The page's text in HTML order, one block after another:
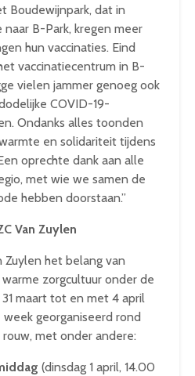
Boudewijnpark, dat in
B-Park, kregen meer
hun vaccinaties. Eind
vaccinatiecentrum in B-
vielen jammer genoeg ook
COVID-19-
Ondanks alles toonden
en solidariteit tijdens
oprechte dank aan alle
met wie we samen de
hebben doorstaan.”
Van Zuylen
Zuylen het belang van
zorgcultuur onder de
maart tot en met 4 april
georganiseerd rond
met onder andere:
(dinsdag 1 april, 14.00